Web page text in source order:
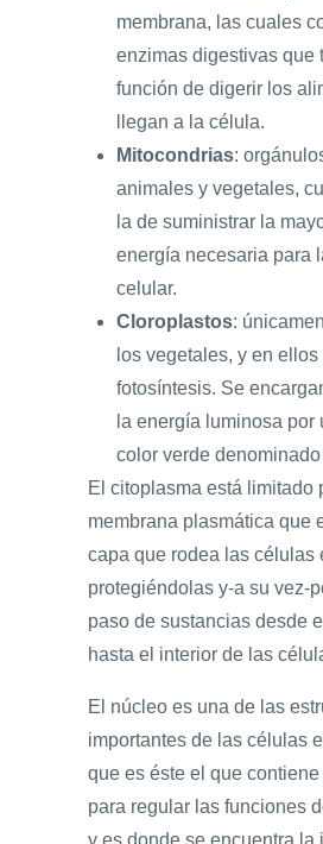
membrana, las cuales
enzimas digestivas que
función de digerir los
llegan a la célula.
Mitocondrias:
animales y vegetales,
la de suministrar la
energía necesaria para
celular.
Cloroplastos:
los vegetales, y en
fotosíntesis. Se
la energía luminosa por
color verde
El citoplasma está limitado
membrana plasmática que
capa que rodea las células
protegiéndolas y-a su vez-
paso de sustancias desde
hasta el interior de las
El núcleo es una de las
importantes de las células
que es éste el que
para regular las funciones
y es donde se encuentra la